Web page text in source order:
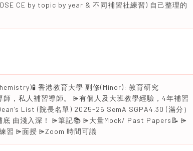
CE by topic by year & 不同補習社練習) 自己整理的
香港教育大學 副修(Minor): 教育研究
，私人補習導師。 ⩥有個人及大班教學經驗，4年補習
List (院長名單) 2025-26 SemA SGPA4.30 (滿分）
底 由淺入深！ ⩥筆記📚 ⩥大量Mock/ Past Papers📝 ⩥
習 ⩥面授 ⩥Zoom 時間可議